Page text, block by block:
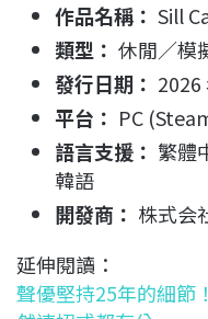
作品名稱： Sill
類型： 休閒／模
發行日期： 2026
平台： PC
語言支援： 繁體
韓語
開發商： 株式会
延伸閱讀：
聲優堅持25年的細節